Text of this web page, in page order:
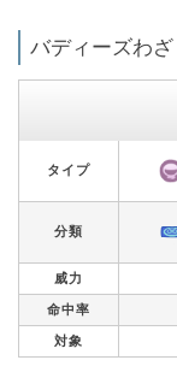
バディーズわざ
タイプ
分類
威力
命中率
対象